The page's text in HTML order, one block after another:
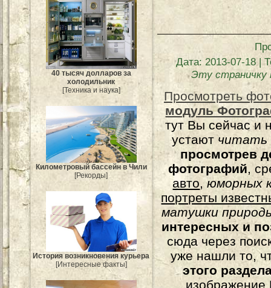
40 тысяч долларов за
холодильник
[Техника и наука]
Километровый бассейн в Чили
[Рекорды]
История возникновения курьера
[Интересные факты]
Дата: 2013-07-18 |
Эту страничку
Просмотреть
модуль
тут Вы сейчас и
устаютчитать
просмотрев
фотографий,
авто,юморных
портреты
матушки
интересных и
сюда через
уже нашли то,
этого
изображение